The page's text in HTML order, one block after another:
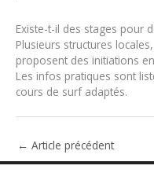
Existe-t-il des stages pour
Plusieurs structures
proposent des initiations
Les infos pratiques sont
cours de surf adaptés.
← Article précédent